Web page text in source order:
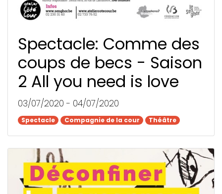
Spectacle Compagnie de la cour Théâtre
Spectacle: Comme des
coups de becs - Saison
2 All you need is love
03/07/2020 - 04/07/2020
Spectacle Compagnie de la cour Théâtre